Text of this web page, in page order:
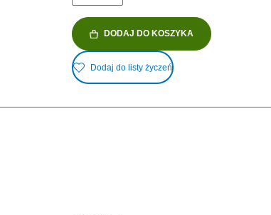
DODAJ DO KOSZYKA
Dodaj do listy życzeń